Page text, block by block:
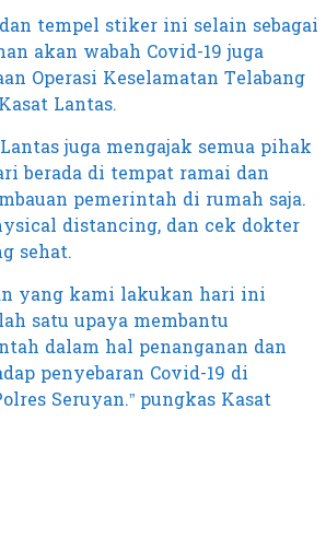
tempel stiker ini selain sebagai
akan wabah Covid-19 juga
Operasi Keselamatan Telabang
Lantas.
juga mengajak semua pihak
berada di tempat ramai dan
pemerintah di rumah saja.
distancing, dan cek dokter
sehat.
yang kami lakukan hari ini
satu upaya membantu
dalam hal penanganan dan
penyebaran Covid-19 di
Seruyan.” pungkas Kasat